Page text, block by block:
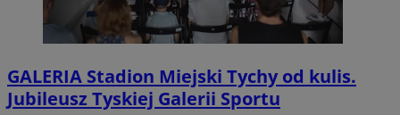
GALERIA Stadion Miejski Tychy od kulis.
Jubileusz Tyskiej Galerii Sportu